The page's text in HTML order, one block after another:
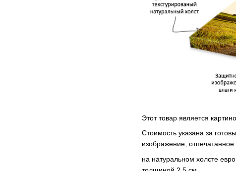
Этот товар является
Стоимость указана за
изображение, отпечатанное
на натуральном холсте